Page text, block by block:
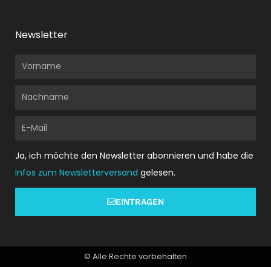
Newsletter
Vorname
Nachname
E-
Ja, ich möchte den Newsletter abonnieren und habe die
Infos zum Newsletterversand gelesen.
EINTRAGEN
© Alle Rechte vorbehalten